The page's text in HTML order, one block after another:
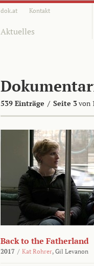
dok.at Kontakt
Aktuelles
539 Einträge / Seite 3von
Back to the Fatherland
2017 / Kat Rohrer, Gil Levanon